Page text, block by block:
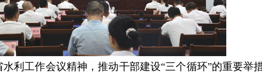
利工作会议精神，推动干部建设“三个循环”的重要举